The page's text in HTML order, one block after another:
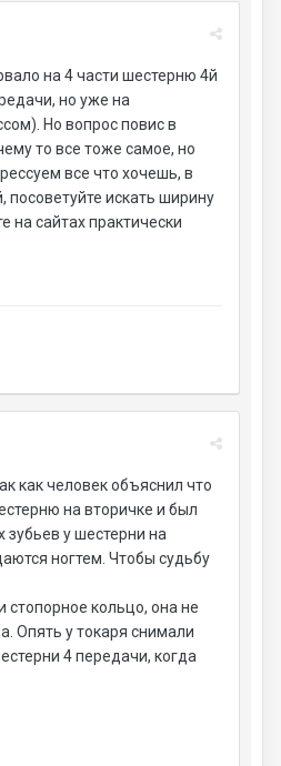
на 4 части шестерню 4й
но уже на
Но вопрос повис в
то все тоже самое, но
все что хочешь, в
посоветуйте искать ширину
на сайтах практически
как человек объяснил что
на вторичке и был
зубьев у шестерни на
ногтем. Чтобы судьбу
стопорное кольцо, она не
Опять у токаря снимали
4 передачи, когда